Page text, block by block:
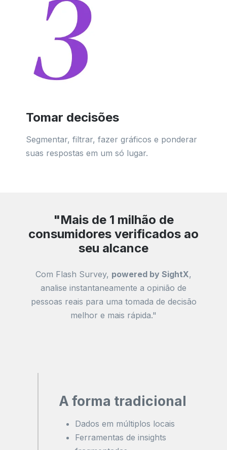
Tomar decisões
Segmentar, filtrar, fazer gráficos e ponderar
suas respostas em um só lugar.
"Mais de 1 milhão de
consumidores verificados ao
seu alcance
Com Flash Survey, powered by SightX,
analise instantaneamente a opinião de
pessoas reais para uma tomada de decisão
melhor e mais rápida."
A forma tradicional
Dados em múltiplos locais
Ferramentas de insights